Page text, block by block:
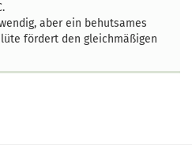
aber ein behutsames
fördert den gleichmäßigen